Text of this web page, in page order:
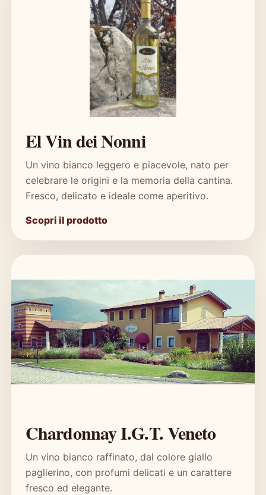
El Vin dei Nonni
Un vino bianco leggero e piacevole, nato per
celebrare le origini e la memoria della cantina.
Fresco, delicato e ideale come aperitivo.
Scopri il prodotto
Chardonnay I.G.T. Veneto
Un vino bianco raffinato, dal colore giallo
paglierino, con profumi delicati e un carattere
fresco ed elegante.